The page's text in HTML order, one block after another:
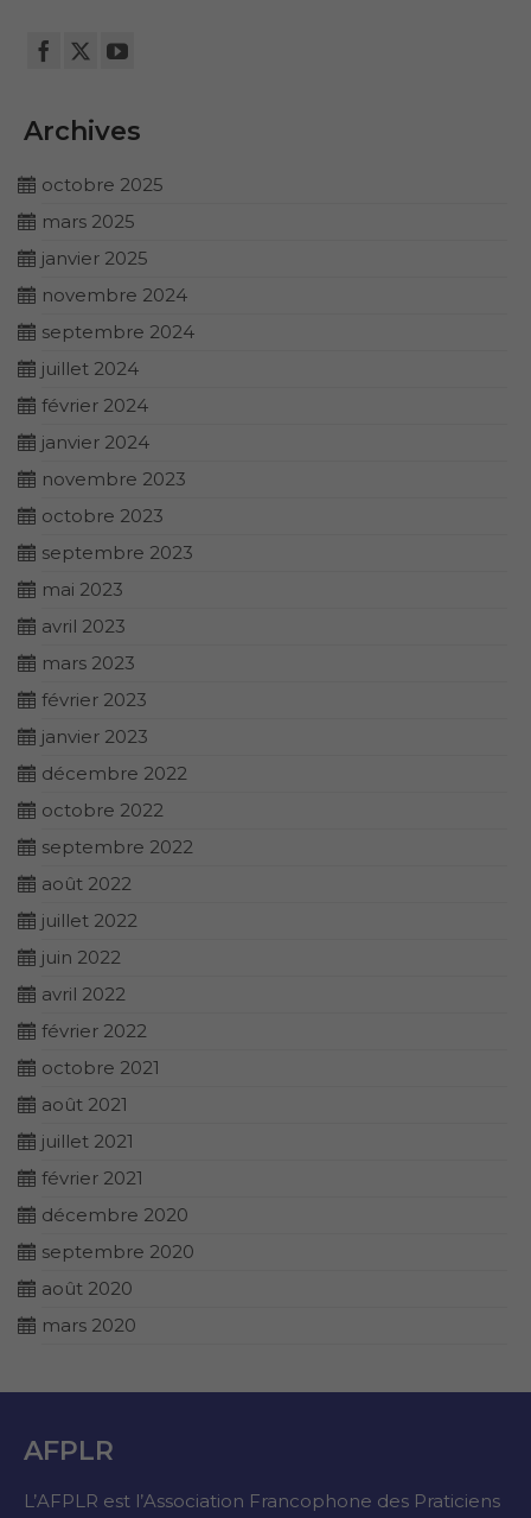
Archives
octobre 2025
mars 2025
janvier 2025
novembre 2024
septembre 2024
juillet 2024
février 2024
janvier 2024
novembre 2023
octobre 2023
septembre 2023
mai 2023
avril 2023
mars 2023
février 2023
janvier 2023
décembre 2022
octobre 2022
septembre 2022
août 2022
juillet 2022
juin 2022
avril 2022
février 2022
octobre 2021
août 2021
juillet 2021
février 2021
décembre 2020
septembre 2020
août 2020
mars 2020
AFPLR
L’AFPLR est l’Association Francophone des Praticiens